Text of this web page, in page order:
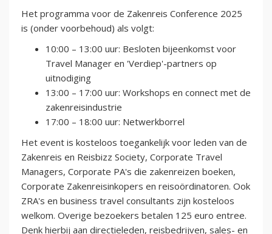
Het programma voor de Zakenreis Conference 2025
is (onder voorbehoud) als volgt:
10:00 – 13:00 uur: Besloten bijeenkomst voor
Travel Manager en 'Verdiep'-partners op
uitnodiging ​
13:00 – 17:00 uur: Workshops en connect met de
zakenreisindustrie
17:00 – 18:00 uur: Netwerkborrel
H et event is kosteloos toegankelijk voor leden van de
Zakenreis en Reisbizz Society, Corporate Travel
Managers, Corporate PA's die zakenreizen boeken,
Corporate Zakenreisinkopers en reisoördinatoren. Ook
ZRA's en business travel consultants zijn kosteloos
welkom. Overige bezoekers betalen 125 euro entree.
Denk hierbij aan directieleden, reisbedrijven, sales- en